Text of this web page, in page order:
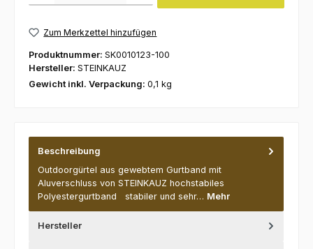
Zum Merkzettel hinzufügen
Produktnummer: SK0010123-100
Hersteller: STEINKAUZ
Gewicht inkl. Verpackung: 0,1 kg
Beschreibung
Outdoorgürtel aus gewebtem Gurtband mit
Aluverschluss von STEINKAUZ hochstabiles
Polyestergurtband stabiler und sehr… Mehr
Hersteller